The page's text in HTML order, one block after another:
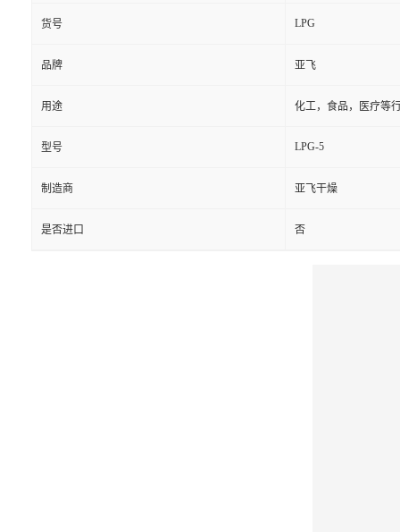
货号 LPG
品牌 亚飞
用途 化工，食品，医疗等
型号 LPG-5
制造商 亚飞干燥
是否进口 否